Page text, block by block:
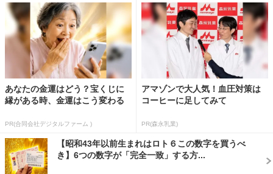
あなたの金運はどう？宝くじに
縁がある時、金運はこう変わる
PR(合同会社デジタルファーム )
アマゾンで大人気！血圧対策は
コーヒーに足してみて
PR(森永乳業)
【昭和43年以前生まれはロト６この数字を買うべ
き】6つの数字が「完全一致」する方...